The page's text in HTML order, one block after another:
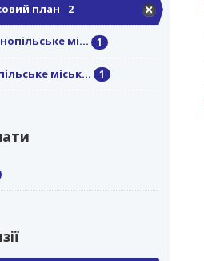
план 2
мі... 1
міськ... 1